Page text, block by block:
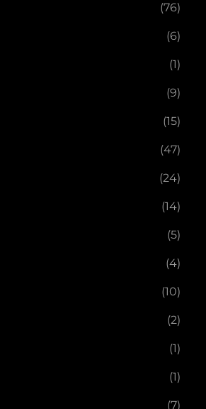
(76)
(6)
(1)
(9)
(15)
(47)
(24)
(14)
(5)
(4)
(10)
(2)
(1)
(1)
(7)